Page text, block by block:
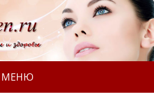
МЕНЮ